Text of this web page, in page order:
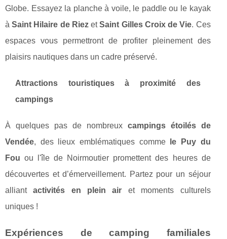
Globe. Essayez la planche à voile, le paddle ou le kayak
àSaint Hilaire de RiezetSaint Gilles Croix de Vie. Ces
espaces vous permettront de profiter pleinement des
plaisirs nautiques dans un cadre préservé.
Attractions touristiques à proximité des
campings
À quelques pas de nombreux campings étoilés de
Vendée, des lieux emblématiques comme
le Puy du
Fou ou l'île de Noirmoutier promettent des heures de
découvertes et d’émerveillement. Partez pour un séjour
alliantactivités en plein air et moments culturels
uniques !
Expériences de camping familiales